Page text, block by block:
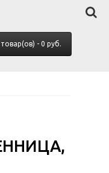
- 0 руб.